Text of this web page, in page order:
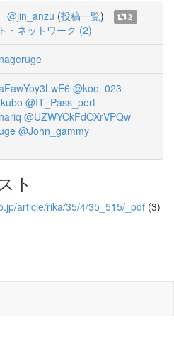
@jin_anzu (投稿一覧)
2
・ネットワーク (2)
@koo_023
@IT_Pass_port
@UZWYCkFdOXrVPQw
@John_gammy
ト
article/rika/35/4/35_515/_pdf (3)